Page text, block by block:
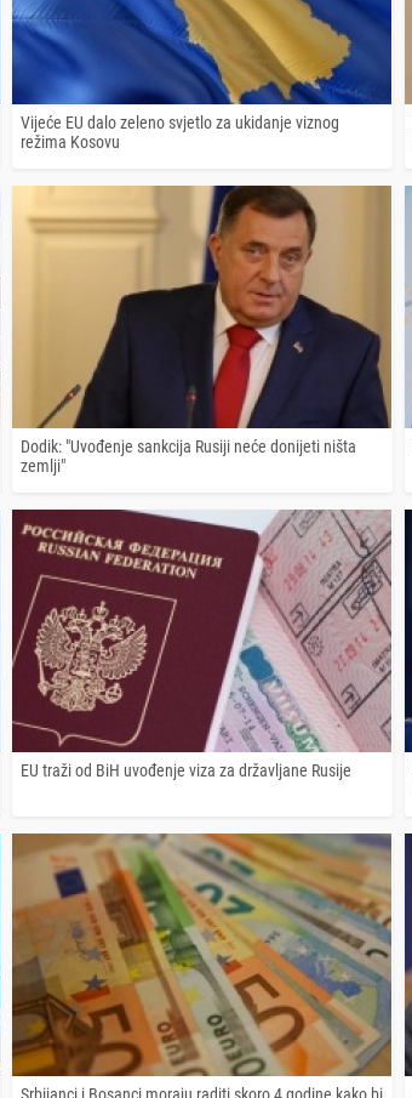
Vijeće EU dalo zeleno svjetlo za ukidanje viznog
režima Kosovu
Dodik: "Uvođenje sankcija Rusiji neće donijeti ništa
zemlji"
EU traži od BiH uvođenje viza za državljane Rusije
Srbijanci i Bosanci moraju raditi skoro 4 godine kako bi